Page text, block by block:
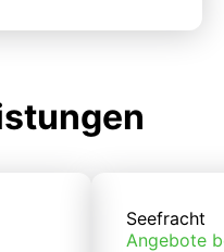
Seefracht
Angebote